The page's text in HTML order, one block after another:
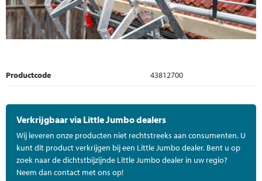
Productcode 43812700
Verkrijgbaar via Little Jumbo dealers
Wij leveren onze producten niet rechtstreeks aan consumenten. U
kunt dit product verkrijgen bij een Little Jumbo dealer. Bent u op
zoek naar de dichtstbijzijnde Little Jumbo dealer in uw regio?
Neem dan contact met ons op!